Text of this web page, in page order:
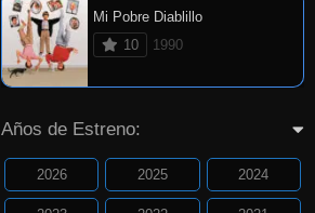
Mi Pobre Diablillo
10
1990
Años de Estreno:
2026 2025 2024